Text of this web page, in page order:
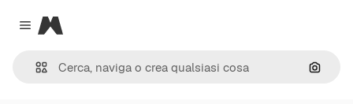
Close menu
Magnific
Cerca